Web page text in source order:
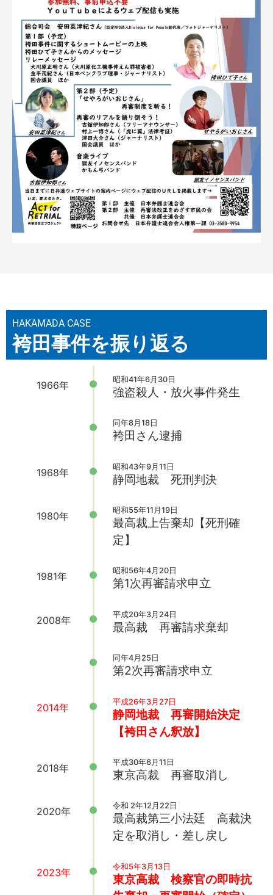
HAKAMADA CASE
袴田事件を振り返る
1966年 昭和41年6月30日
強盗殺人・放火事件発生
同年8月18日
袴田さん逮捕
1968年 昭和43年9月11日
静岡地裁 死刑判決
1980年 昭和55年11月19日
最高裁上告棄却【死刑確
定】
1981年 昭和56年4月20日
第1次再審請求申立
2008年 平成20年3月24日
最高裁 再審請求棄却
同年4月25日
第2次再審請求申立
2014年 平成26年3月27日
静岡地裁 再審開始決定
【袴田さん釈放】
2018年 平成30年6月11日
東京高裁 再審取消し
2020年 令和 2年12月22日
最高裁第三小法廷 高裁決
定を取消し・差し戻し
2023年 令和5年3月13日
東京高裁 検察官の即時抗